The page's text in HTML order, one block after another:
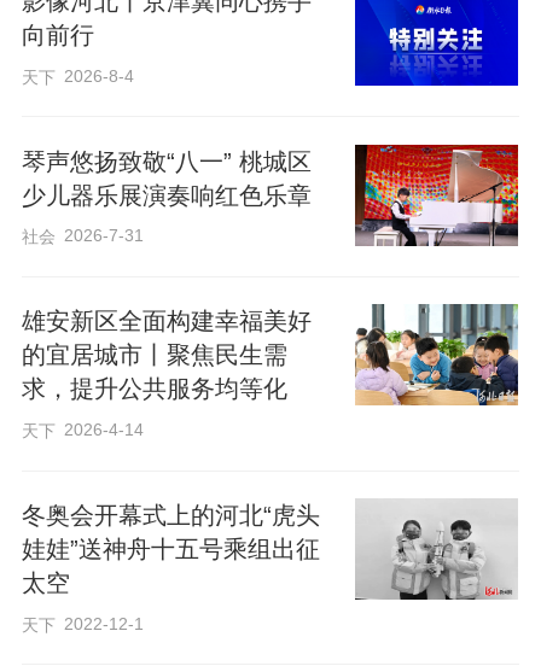
100%设立儿童免费或优惠开放时段，全部
签署《公益服务承诺书》，是“政府主导、
动体现，也是汇聚政府、学校、企业、社
区及社会资源等多方力量共同参与的成
果。
此外，活动还发布了第二批儿童友好社
区。这些社区均建有儿童之家、儿童活动
室、阅读书屋、文化工坊、科普园地、儿
童小剧场等儿童专属活动阵地及适儿化空
管、家庭教育指导、兴趣课堂、关爱救助
等儿童专属服务。各社区亮点纷呈，在体
制机制、空间建设、友好服务、氛围营造
向前行
天下 2026-8-4
琴声悠扬致敬“八一” 桃城区
少儿器乐展演奏响红色乐章
社会 2026-7-31
雄安新区全面构建幸福美好
的宜居城市丨聚焦民生需
求，提升公共服务均等化
天下 2026-4-14
冬奥会开幕式上的河北“虎头
娃娃”送神舟十五号乘组出征
太空
天下 2022-12-1